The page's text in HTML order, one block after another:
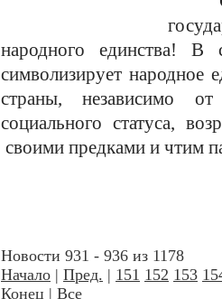
народного единства! В
символизирует народное
страны, независимо от
социального статуса,
своими предками и чтим
Новости 931 - 936 из 1178
Начало | Пред. | 151 152 153
Конец | Все